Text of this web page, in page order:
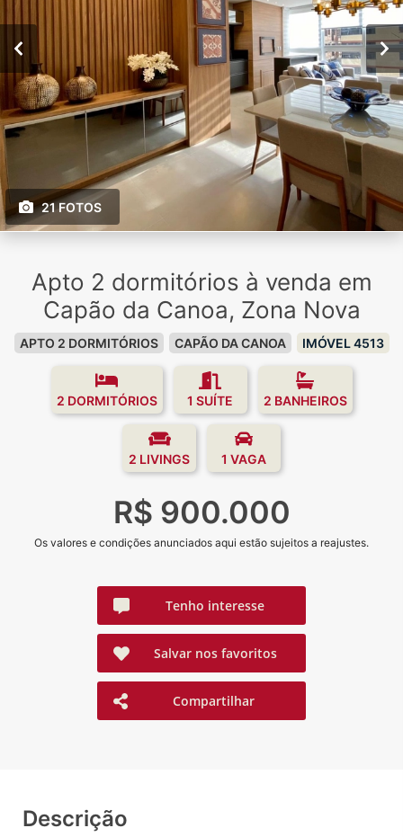
21 FOTOS
Apto 2 dormitórios à venda em
Capão da Canoa, Zona Nova
APTO 2 DORMITÓRIOS CAPÃO DA CANOA IMÓVEL 4513
2 DORMITÓRIOS 1 SUÍTE 2 BANHEIROS
2 LIVINGS 1 VAGA
R$ 900.000
Os valores e condições anunciados aqui estão sujeitos a reajustes.
Tenho interesse
Salvar nos favoritos
Compartilhar
Descrição